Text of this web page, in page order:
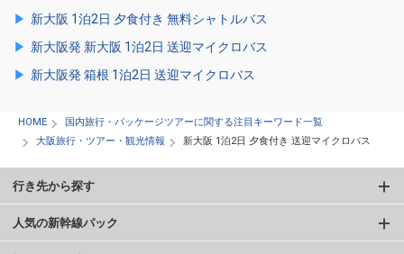
新大阪 1泊2日 夕食付き 無料シャトルバス
新大阪発 新大阪 1泊2日 送迎マイクロバス
新大阪発 箱根 1泊2日 送迎マイクロバス
HOME
国内旅行・パッケージツアーに関する注目キーワード一覧
大阪旅行・ツアー・観光情報
新大阪 1泊2日 夕食付き 送迎マイクロバス
行き先から探す
人気の新幹線パック